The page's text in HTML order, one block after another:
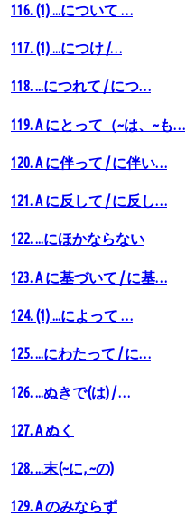
116. (1) ...について …
117. (1) ...につけ /…
118. ...につれて / につ…
119. A にとって（~は、~も…
120. A に伴って / に伴い…
121. A に反して / に反し…
122. ...にほかならない
123. A に基づいて / に基…
124. (1) ...によって …
125. ...にわたって / に…
126. ...ぬきで(は) / …
127. А ぬく
128. ...末(~に, ~の)
129. A のみならず